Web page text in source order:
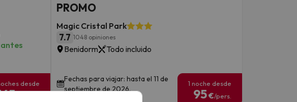
desde
PROMO
Magic Cristal Park
7.7 1048 opiniones
Benidorm Todo incluido
Fechas para viajar: hasta el 11 de
septiembre de 2026.
1 noche desde
95€/pers.